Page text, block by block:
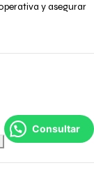
y asegurar
Consultar